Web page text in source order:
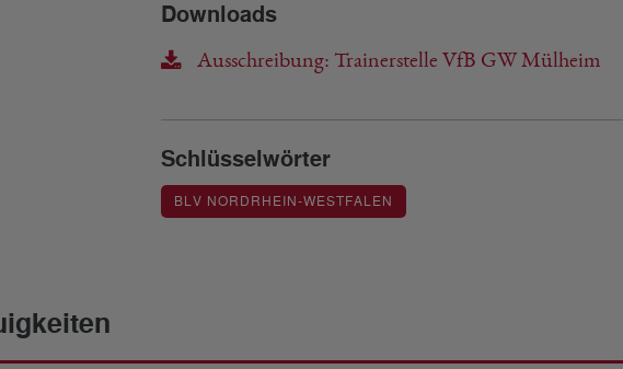
Downloads
Ausschreibung: Trainerstelle VfB GW Mülheim
Schlüsselwörter
BLV NORDRHEIN-WESTFALEN